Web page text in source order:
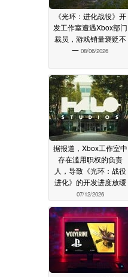
《光环：进化战役》开
发工作室遭遇Xbox部门
裁员，游戏销量褒贬不
一 08/06/2026
据报道，Xbox工作室中
存在滥用职权的负责
人，导致《光环：战役
进化》的开发进度放缓
07/12/2026